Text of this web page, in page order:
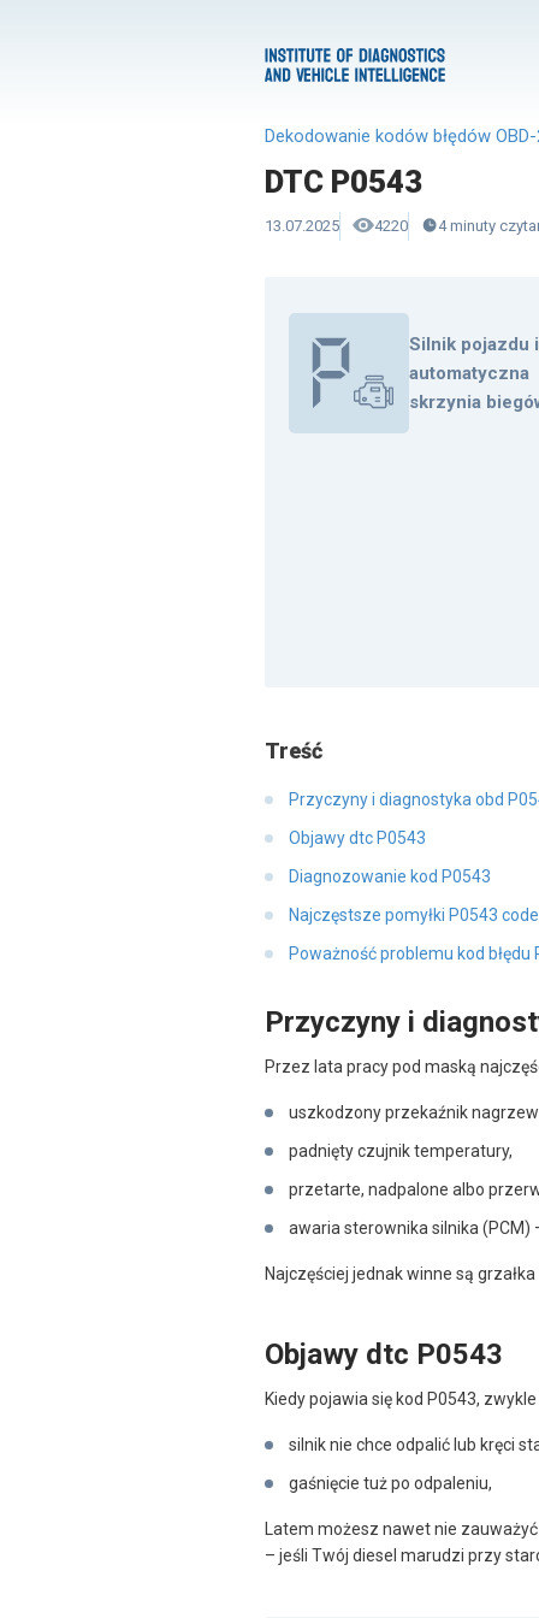
Dekodowanie kodów błędów
DTC P0543
13.07.2025 4220 4 minuty
Silnik pojazdu
automatyczna
skrzynia
Treść
Przyczyny i diagnostyka obd
Objawy dtc P0543
Diagnozowanie kod P0543
Najczęstsze pomyłki P0543 code
Poważność problemu kod błędu
Przyczyny i
Przez lata pracy pod maską
uszkodzony przekaźnik
padnięty czujnik temperatury,
przetarte, nadpalone albo
awaria sterownika silnika (PCM)
Najczęściej jednak winne są
Objawy dtc P0543
Kiedy pojawia się kod P0543,
silnik nie chce odpalić lub kręci
gaśnięcie tuż po odpaleniu,
Latem możesz nawet nie
– jeśli Twój diesel marudzi przy